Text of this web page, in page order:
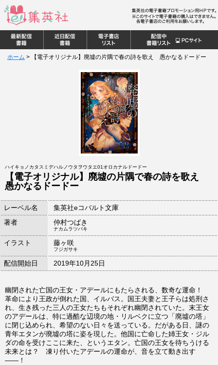
ホーム > 【電子オリジナル】廃墟の片隅で春の詩を歌え 愚かなるドードー
ハイキョノカタスミデハルノウタヲウタエ01オロカナルドードー
【電子オリジナル】廃墟の片隅で春の詩を歌え
愚かなるドードー
レーベル名
集英社eコバルト文庫
著者
仲村つばき
ナカムラツバキ
イラスト 藤ヶ咲
フジガサキ
配信開始日 2019年10月25日
幽閉された亡国の王女・アデールにもたらされる、数奇な運命！
革命により王政が倒れた国、イルバス。国王夫妻と王子らは処刑さ
れ、生き残った三人の王女たちもそれぞれ幽閉されていた。末王女
のアデールは、特に過酷な辺境の地・リルベクに立つ「廃墟の塔」
に閉じ込められ、希望のない日々を送っている。だがある日、謎の
青年エタンが廃墟の塔に姿を現した。他国に亡命した姉王女・ジル
ダの命を受けここに来た、というエタン。亡国の王女を待ちうける
未来とは？ 凍り付いたアデールの運命が、音を立て動き出す
――！